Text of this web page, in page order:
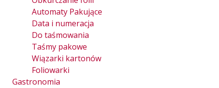
Automaty Pakujące
Data i numeracja
Do taśmowania
Taśmy pakowe
Wiązarki kartonów
Foliowarki
Gastronomia